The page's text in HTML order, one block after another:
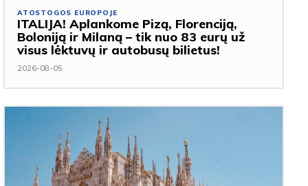
ATOSTOGOS EUROPOJE
ITALIJA! Aplankome Pizą, Florenciją,
Boloniją ir Milaną – tik nuo 83 eurų už
visus lėktuvų ir autobusų bilietus!
2026-08-05